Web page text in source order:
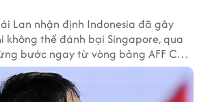
Lan nhận định Indonesia đã gây
không thể đánh bại Singapore, qua
bước ngay từ vòng bảng AFF Cup